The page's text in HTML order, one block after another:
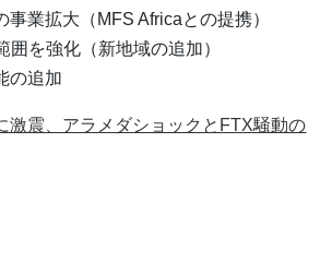
事業拡大（MFS Africaとの提携）
囲を強化（新地域の追加）
の追加
激震、アラメダショックとFTX騒動の